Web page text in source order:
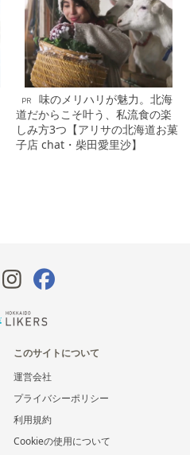
PR
味のメリハリが魅力。北海
道だからこそ叶う、私流食の楽
しみ方3つ【アリサの北海道お菓
子店 chat・柴田愛里沙】
このサイトについて
運営会社
プライバシーポリシー
利用規約
Cookieの使用について